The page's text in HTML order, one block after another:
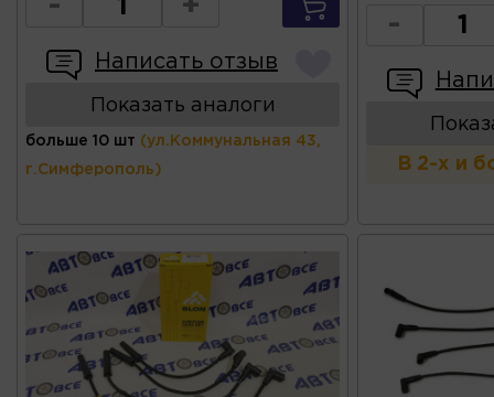
- +
Написать отзыв
Показать аналоги
больше 10 шт (ул.Коммунальная 43,
г.Симферополь)
-
В 2-х и